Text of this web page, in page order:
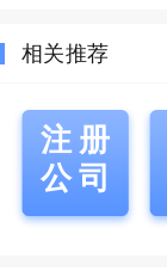
相关推荐
注册
公司